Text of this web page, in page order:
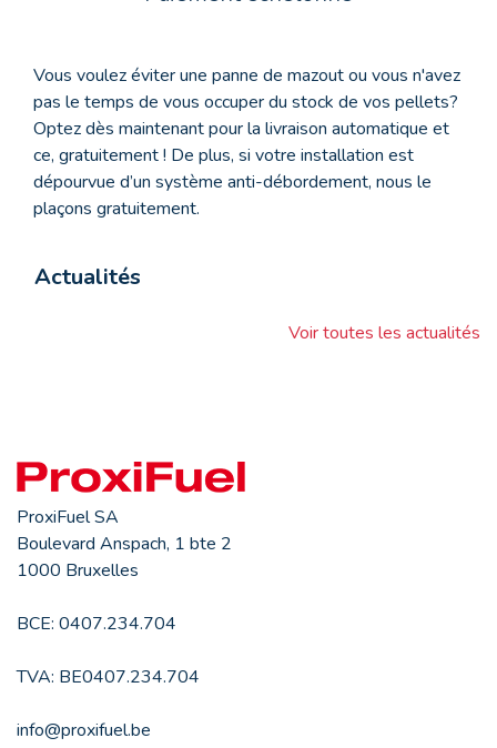
Vous voulez éviter une panne de mazout ou vous n'avez
pas le temps de vous occuper du stock de vos pellets?
Optez dès maintenant pour la livraison automatique et
ce, gratuitement ! De plus, si votre installation est
dépourvue d’un système anti-débordement, nous le
plaçons gratuitement.
Actualités
Voir toutes les actualités
ProxiFuel SA
Boulevard Anspach, 1 bte 2
1000 Bruxelles
BCE: 0407.234.704
TVA: BE0407.234.704
info@proxifuel.be